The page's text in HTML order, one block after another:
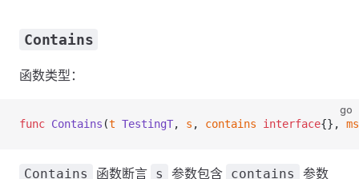
Contains
函数类型：
go
func Contains (t TestingT, s , contains interface{},
Contains 函数断言 s 参数包含 contains
参数